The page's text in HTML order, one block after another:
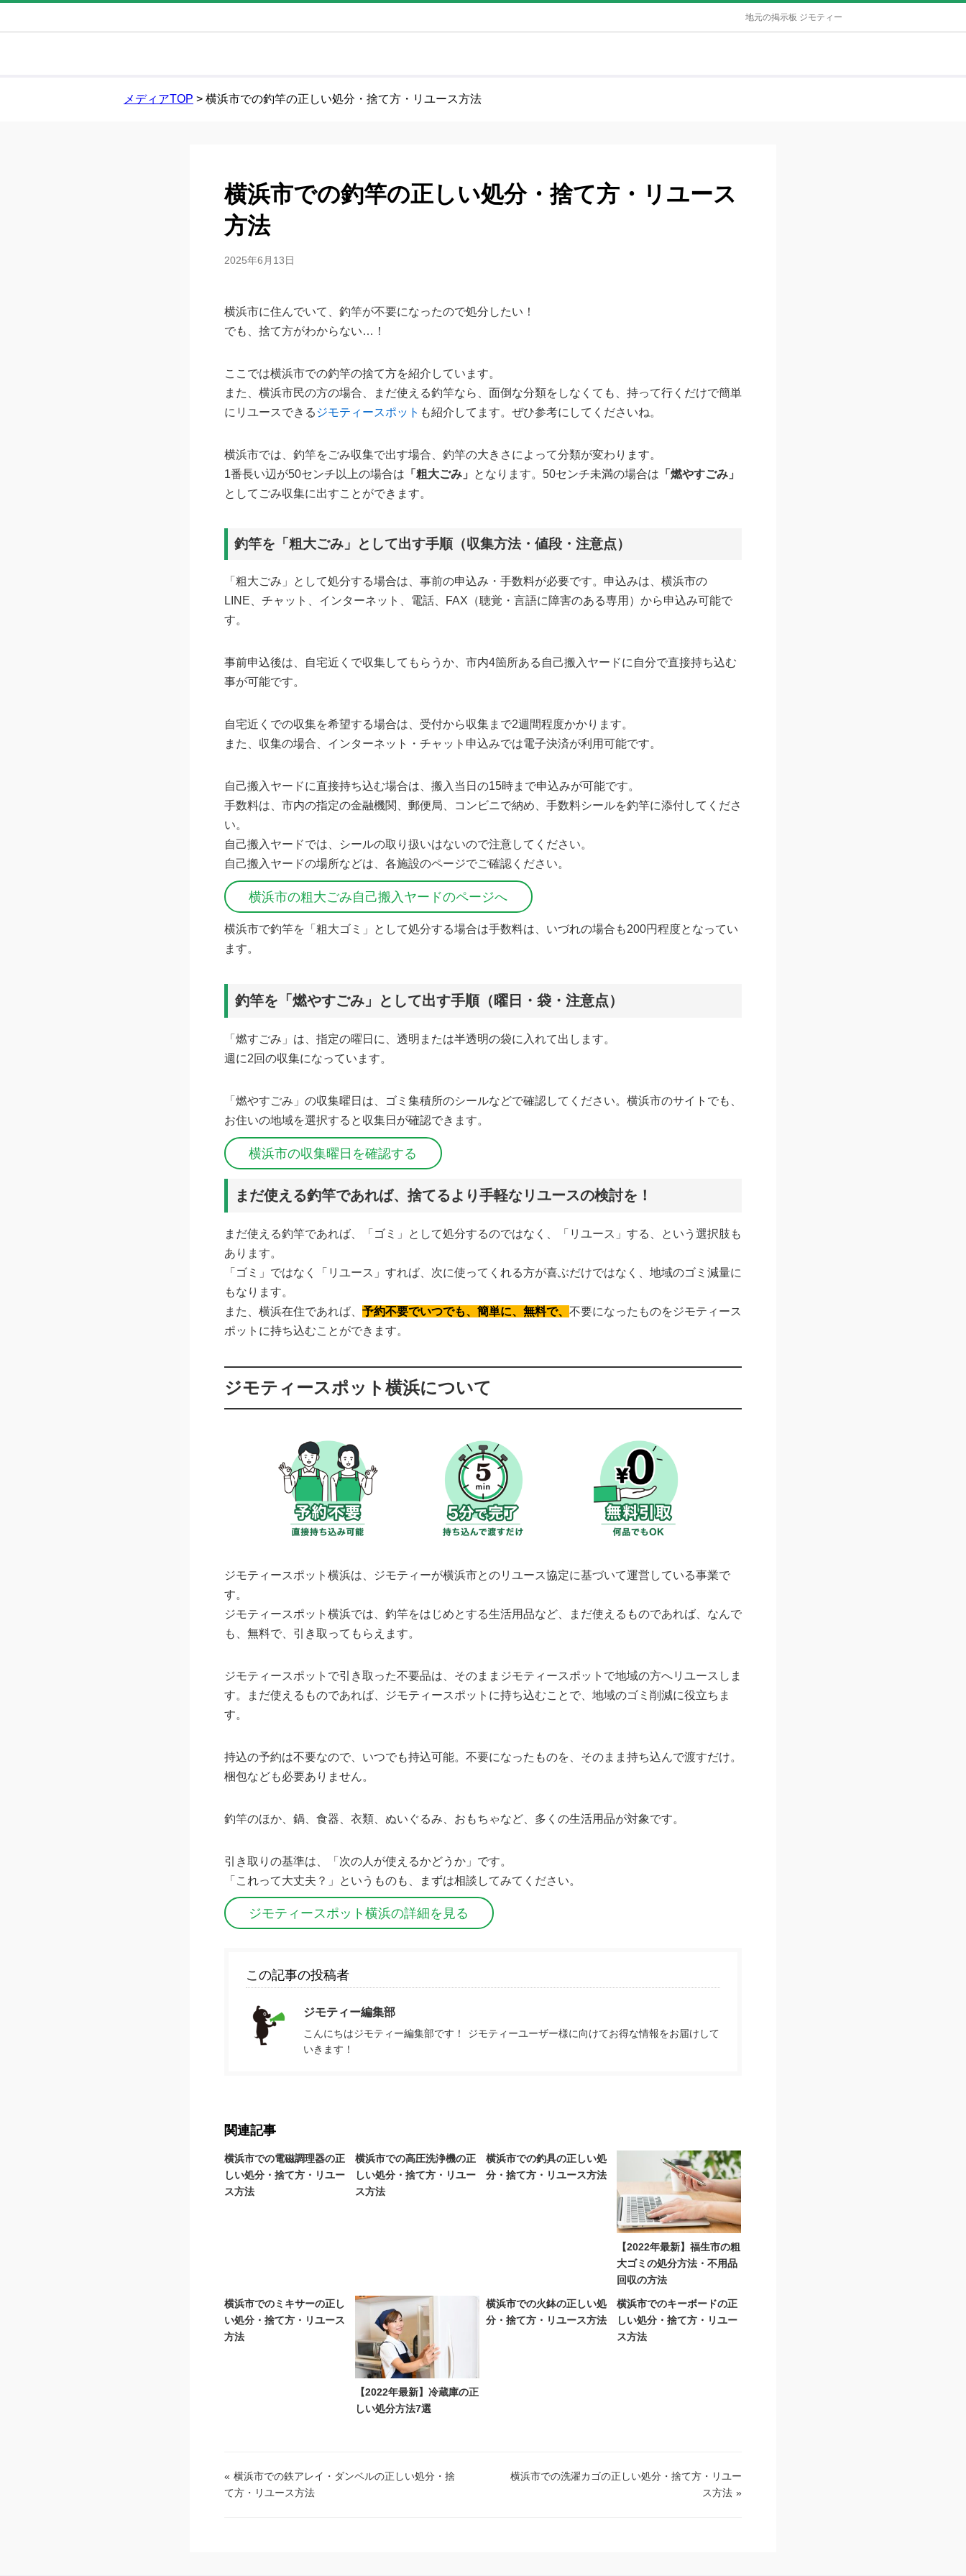
地元の掲示板 ジモティー
メディアTOP > 横浜市での釣竿の正しい処分・捨て方・リユース方法
横浜市での釣竿の正しい処分・捨て方・リユース
方法
2025年6月13日
横浜市に住んでいて、釣竿が不要になったので処分したい！
でも、捨て方がわからない…！
ここでは横浜市での釣竿の捨て方を紹介しています。
また、横浜市民の方の場合、まだ使える釣竿なら、面倒な分類をしなくても、持って行くだけで簡単
にリユースできる ジモティースポット も紹介してます。ぜひ参考にしてくださいね。
横浜市では、釣竿をごみ収集で出す場合、釣竿の大きさによって分類が変わります。
1番長い辺が50センチ以上の場合は 「粗大ごみ」 となります。50センチ未満の場合は 「燃やすごみ」
としてごみ収集に出すことができます。
釣竿を「粗大ごみ」として出す手順（収集方法・値段・注意点）
「粗大ごみ」として処分する場合は、事前の申込み・手数料が必要です。申込みは、横浜市の
LINE、チャット、インターネット、電話、FAX（聴覚・言語に障害のある専用）から申込み可能で
す。
事前申込後は、自宅近くで収集してもらうか、市内4箇所ある自己搬入ヤードに自分で直接持ち込む
事が可能です。
自宅近くでの収集を希望する場合は、受付から収集まで2週間程度かかります。
また、収集の場合、インターネット・チャット申込みでは電子決済が利用可能です。
自己搬入ヤードに直接持ち込む場合は、搬入当日の15時まで申込みが可能です。
手数料は、市内の指定の金融機関、郵便局、コンビニで納め、手数料シールを釣竿に添付してくださ
い。
自己搬入ヤードでは、シールの取り扱いはないので注意してください。
自己搬入ヤードの場所などは、各施設のページでご確認ください。
横浜市の粗大ごみ自己搬入ヤードのページへ
横浜市で釣竿を「粗大ゴミ」として処分する場合は手数料は、いづれの場合も200円程度となってい
ます。
釣竿を「燃やすごみ」として出す手順（曜日・袋・注意点）
「燃すごみ」は、指定の曜日に、透明または半透明の袋に入れて出します。
週に2回の収集になっています。
「燃やすごみ」の収集曜日は、ゴミ集積所のシールなどで確認してください。横浜市のサイトでも、
お住いの地域を選択すると収集日が確認できます。
横浜市の収集曜日を確認する
まだ使える釣竿であれば、捨てるより手軽なリユースの検討を！
まだ使える釣竿であれば、「ゴミ」として処分するのではなく、「リユース」する、という選択肢も
あります。
「ゴミ」ではなく「リユース」すれば、次に使ってくれる方が喜ぶだけではなく、地域のゴミ減量に
もなります。
また、横浜在住であれば、 予約不要でいつでも、簡単に、無料で、 不要になったものをジモティース
ポットに持ち込むことができます。
ジモティースポット横浜について
ジモティースポット横浜は、ジモティーが横浜市とのリユース協定に基づいて運営している事業で
す。
ジモティースポット横浜では、釣竿をはじめとする生活用品など、まだ使えるものであれば、なんで
も、無料で、引き取ってもらえます。
ジモティースポットで引き取った不要品は、そのままジモティースポットで地域の方へリユースしま
す。まだ使えるものであれば、ジモティースポットに持ち込むことで、地域のゴミ削減に役立ちま
す。
持込の予約は不要なので、いつでも持込可能。不要になったものを、そのまま持ち込んで渡すだけ。
梱包なども必要ありません。
釣竿のほか、鍋、食器、衣類、ぬいぐるみ、おもちゃなど、多くの生活用品が対象です。
引き取りの基準は、「次の人が使えるかどうか」です。
「これって大丈夫？」というものも、まずは相談してみてください。
ジモティースポット横浜の詳細を見る
この記事の投稿者
ジモティー編集部
こんにちはジモティー編集部です！ ジモティーユーザー様に向けてお得な情報をお届けして
いきます！
関連記事
横浜市での電磁調理器の正
しい処分・捨て方・リユー
ス方法
横浜市での高圧洗浄機の正
しい処分・捨て方・リユー
ス方法
横浜市での釣具の正しい処
分・捨て方・リユース方法
【2022年最新】福生市の粗
大ゴミの処分方法・不用品
回収の方法
横浜市でのミキサーの正し
い処分・捨て方・リユース
方法
【2022年最新】冷蔵庫の正
しい処分方法7選
横浜市での火鉢の正しい処
分・捨て方・リユース方法
横浜市でのキーボードの正
しい処分・捨て方・リユー
ス方法
« 横浜市での鉄アレイ・ダンベルの正しい処分・捨
て方・リユース方法
横浜市での洗濯カゴの正しい処分・捨て方・リユー
ス方法 »